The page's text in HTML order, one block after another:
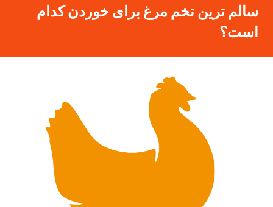
سالم ترین تخم مرغ برای خوردن کدام
است؟